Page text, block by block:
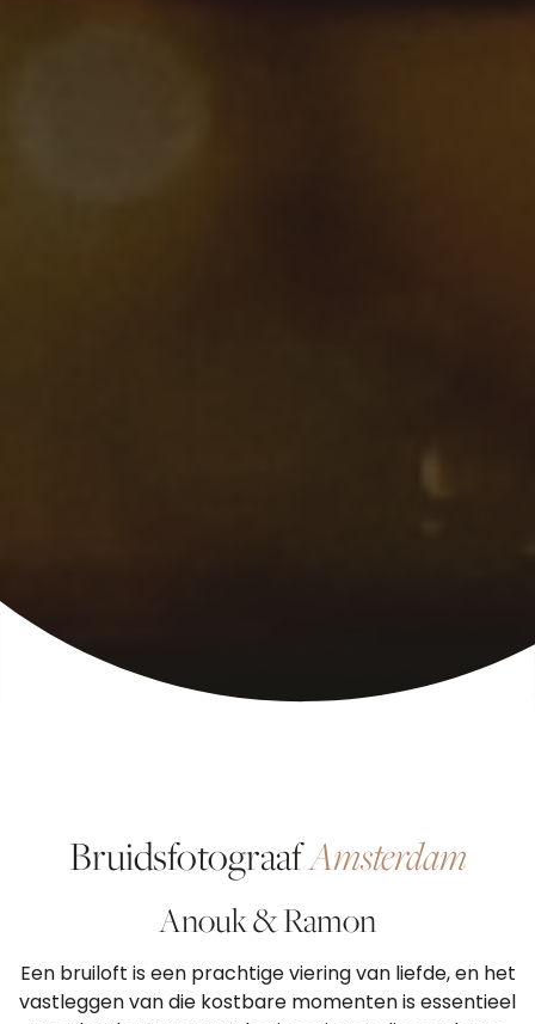
BruidsfotograafAmsterdam
Anouk & Ramon
Een bruiloft is een prachtige viering van liefde, en het
vastleggen van die kostbare momenten is essentieel